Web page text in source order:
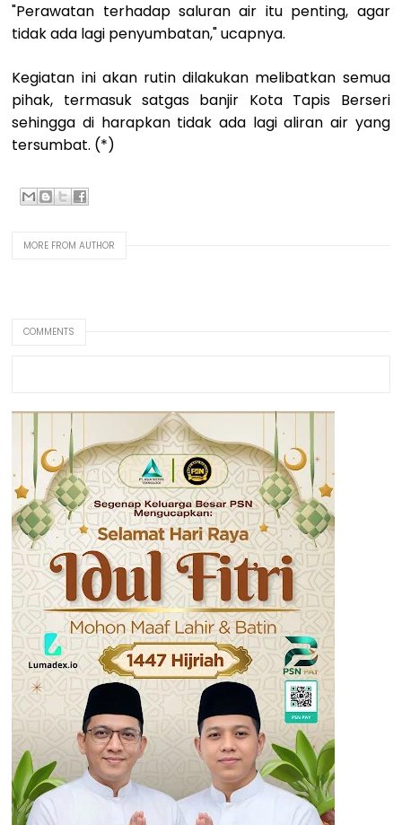
"Perawatan terhadap saluran air itu penting, agar
tidak ada lagi penyumbatan," ucapnya.
Kegiatan ini akan rutin dilakukan melibatkan semua
pihak, termasuk satgas banjir Kota Tapis Berseri
sehingga di harapkan tidak ada lagi aliran air yang
tersumbat. (*)
MORE FROM AUTHOR
COMMENTS